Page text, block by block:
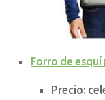
Forro de esquí
Precio: